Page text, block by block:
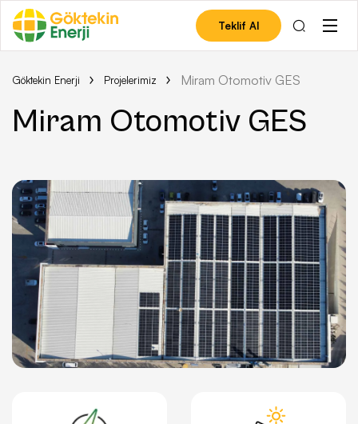
Teklif Al
Göktekin Enerji Projelerimiz Miram Otomotiv GES
Miram Otomotiv GES